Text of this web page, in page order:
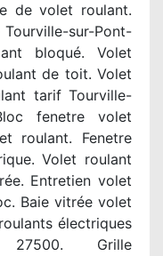
de volet roulant.
sur-Pont-
bloqué. Volet
de toit. Volet
tarif Tourville-
fenetre volet
roulant. Fenetre
Volet roulant
Entretien volet
Baie vitrée volet
électriques
27500. Grille